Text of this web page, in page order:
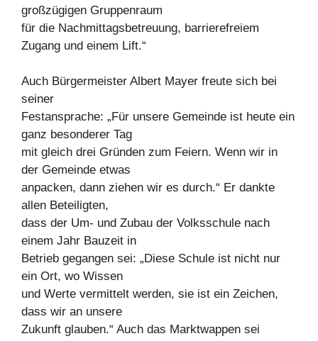
großzügigen Gruppenraum
für die Nachmittagsbetreuung, barrierefreiem
Zugang und einem Lift.“
Auch Bürgermeister Albert Mayer freute sich bei
seiner
Festansprache: „Für unsere Gemeinde ist heute ein
ganz besonderer Tag
mit gleich drei Gründen zum Feiern. Wenn wir in
der Gemeinde etwas
anpacken, dann ziehen wir es durch.“ Er dankte
allen Beteiligten,
dass der Um- und Zubau der Volksschule nach
einem Jahr Bauzeit in
Betrieb gegangen sei: „Diese Schule ist nicht nur
ein Ort, wo Wissen
und Werte vermittelt werden, sie ist ein Zeichen,
dass wir an unsere
Zukunft glauben.“ Auch das Marktwappen sei